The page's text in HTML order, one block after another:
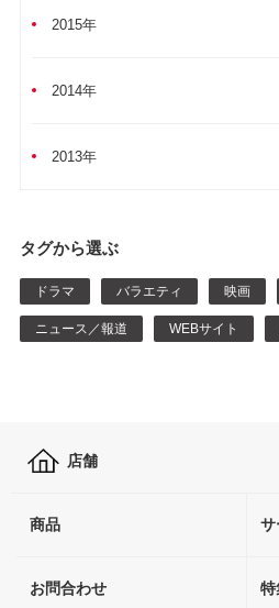
2015年
2014年
2013年
タグから選ぶ
ドラマ バラエティ 映画
ニュース／報道 WEBサイト
店舗
商品 サ
お問合わせ 特